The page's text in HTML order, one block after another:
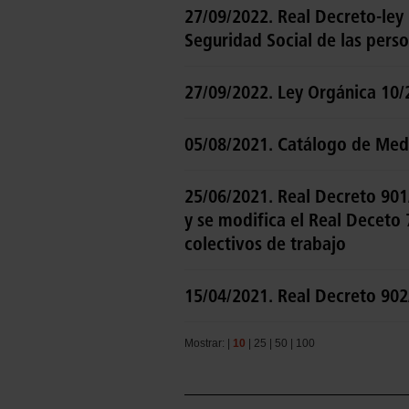
27/09/2022. Real Decreto-
Seguridad Social de las
27/09/2022. Ley Orgánica
05/08/2021. Catálogo de
25/06/2021. Real Decreto
y se modifica el Real
colectivos de trabajo
15/04/2021. Real Decreto
Mostrar: | 10 | 25 | 50 | 100